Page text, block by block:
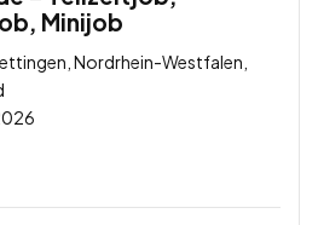
Minijob
Nordrhein-Westfalen,